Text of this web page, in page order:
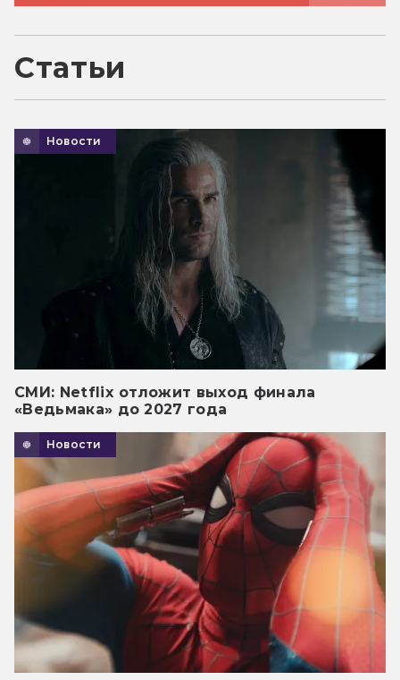
Статьи
Новости
СМИ: Netflix отложит выход финала
«Ведьмака» до 2027 года
Новости